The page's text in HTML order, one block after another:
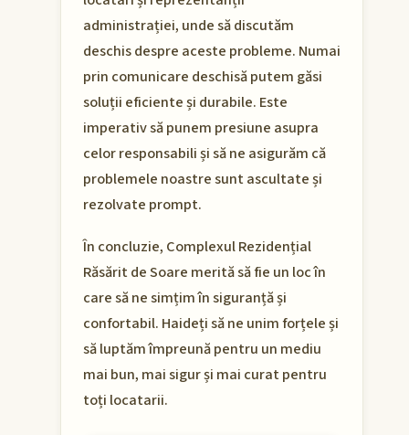
administrației, unde să discutăm
deschis despre aceste probleme. Numai
prin comunicare deschisă putem găsi
soluții eficiente și durabile. Este
imperativ să punem presiune asupra
celor responsabili și să ne asigurăm că
problemele noastre sunt ascultate și
rezolvate prompt.
În concluzie, Complexul Rezidențial
Răsărit de Soare merită să fie un loc în
care să ne simțim în siguranță și
confortabil. Haideți să ne unim forțele și
să luptăm împreună pentru un mediu
mai bun, mai sigur și mai curat pentru
toți locatarii.